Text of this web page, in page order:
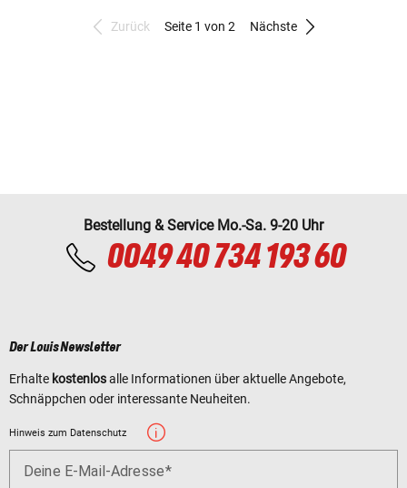
Zurück Seite 1 von 2 Nächste
Bestellung & Service Mo.-Sa. 9-20 Uhr
0049 40 734 193 60
Der Louis Newsletter
Erhalte kostenlosalle Informationen über aktuelle Angebote,
Schnäppchen oder interessante Neuheiten.
Hinweis zum Datenschutz
Deine E-Mail-Adresse